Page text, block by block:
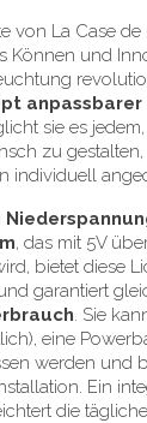
von La Case
Können und
anpassbarer
sie es
zu
individuell
, das mit 5V
bietet diese
garantiert
. Sie
eine
werden und
Ein
die